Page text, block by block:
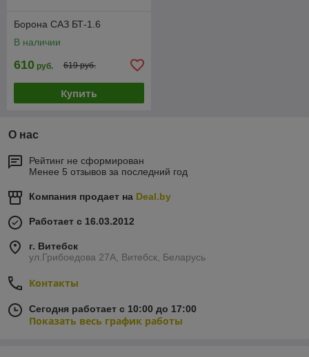
Борона САЗ БТ-1.6
В наличии
610 руб. 619 руб.
Купить
О нас
Рейтинг не сформирован
Менее 5 отзывов за последний год
Компания продает на Deal.by
Работает с 16.03.2012
г. Витебск
ул.Грибоедова 27А, Витебск, Беларусь
Контакты
Сегодня работает с 10:00 до 17:00
Показать весь график работы